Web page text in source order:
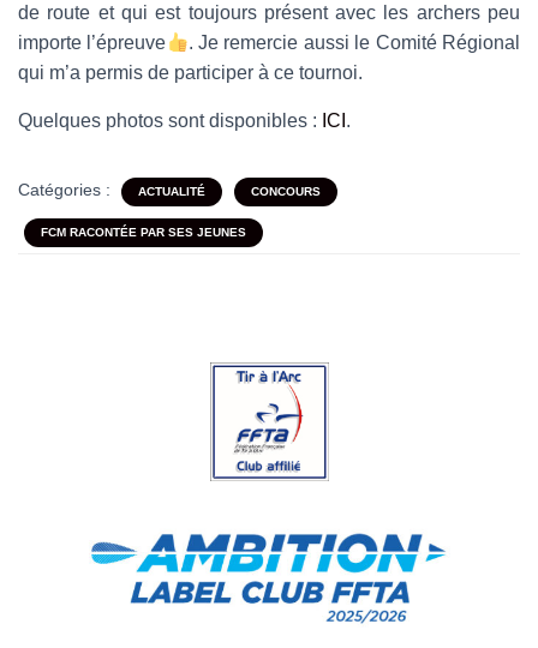
de route et qui est toujours présent avec les archers peu
importe l’épreuve
. Je remercie aussi le Comité Régional
qui m’a permis de participer à ce tournoi.
Quelques photos sont disponibles : ICI .
Catégories : ACTUALITÉ CONCOURS
FCM RACONTÉE PAR SES JEUNES